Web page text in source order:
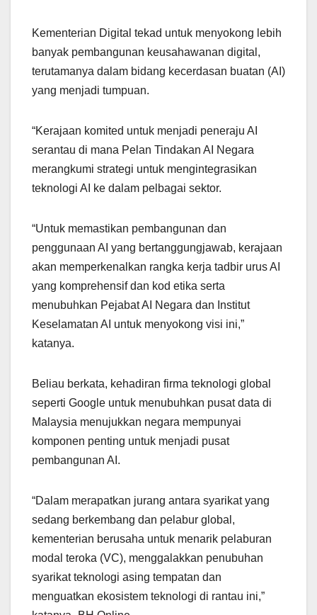
Kementerian Digital tekad untuk menyokong lebih
banyak pembangunan keusahawanan digital,
terutamanya dalam bidang kecerdasan buatan (AI)
yang menjadi tumpuan.
“Kerajaan komited untuk menjadi peneraju AI
serantau di mana Pelan Tindakan AI Negara
merangkumi strategi untuk mengintegrasikan
teknologi AI ke dalam pelbagai sektor.
“Untuk memastikan pembangunan dan
penggunaan AI yang bertanggungjawab, kerajaan
akan memperkenalkan rangka kerja tadbir urus AI
yang komprehensif dan kod etika serta
menubuhkan Pejabat AI Negara dan Institut
Keselamatan AI untuk menyokong visi ini,”
katanya.
Beliau berkata, kehadiran firma teknologi global
seperti Google untuk menubuhkan pusat data di
Malaysia menujukkan negara mempunyai
komponen penting untuk menjadi pusat
pembangunan AI.
“Dalam merapatkan jurang antara syarikat yang
sedang berkembang dan pelabur global,
kementerian berusaha untuk menarik pelaburan
modal teroka (VC), menggalakkan penubuhan
syarikat teknologi asing tempatan dan
menguatkan ekosistem teknologi di rantau ini,”